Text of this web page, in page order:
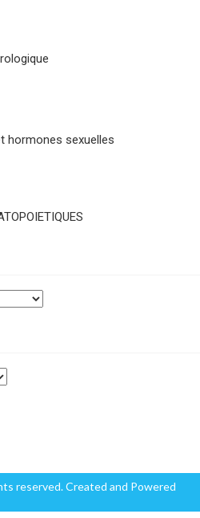
hormones sexuelles
reserved. Created and Powered